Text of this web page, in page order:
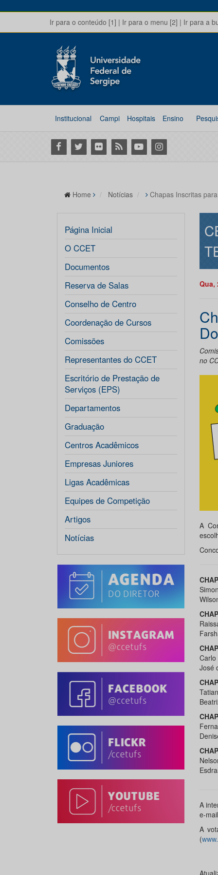
Ir para o conteúdo [1] | Ir para o menu [2] | Ir para a
Institucional Campi Hospitais Ensino
Facebook
Twitter Flickr RSS YoutubeInstagram
Home Notícias Chapas Inscritas
Página Inicial
O CCET
Documentos
Reserva de Salas
Conselho de Centro
Coordenação de Cursos
Comissões
Representantes do CCET
Escritório de Prestação de
Serviços (EPS)
Departamentos
Graduação
Centros Acadêmicos
Empresas Juniores
Ligas Acadêmicas
Equipes de Competição
Artigos
Notícias
Qua,
no
A
Carlo
José
A
e-
A
(